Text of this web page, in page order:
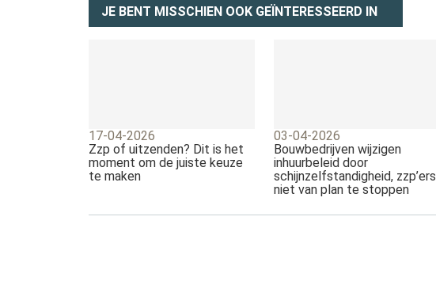
JE BENT MISSCHIEN OOK GEÏNTERESSEERD IN
17-04-2026
Zzp of uitzenden? Dit is het
moment om de juiste keuze
te maken
03-04-2026
Bouwbedrijven wijzigen
inhuurbeleid door
schijnzelfstandigheid, zzp’ers
niet van plan te stoppen